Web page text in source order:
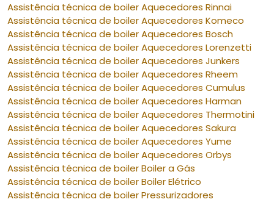
Assistência técnica de boiler Aquecedores Rinnai
Assistência técnica de boiler Aquecedores Komeco
Assistência técnica de boiler Aquecedores Bosch
Assistência técnica de boiler Aquecedores Lorenzetti
Assistência técnica de boiler Aquecedores Junkers
Assistência técnica de boiler Aquecedores Rheem
Assistência técnica de boiler Aquecedores Cumulus
Assistência técnica de boiler Aquecedores Harman
Assistência técnica de boiler Aquecedores Thermotini
Assistência técnica de boiler Aquecedores Sakura
Assistência técnica de boiler Aquecedores Yume
Assistência técnica de boiler Aquecedores Orbys
Assistência técnica de boiler Boiler a Gás
Assistência técnica de boiler Boiler Elétrico
Assistência técnica de boiler Pressurizadores